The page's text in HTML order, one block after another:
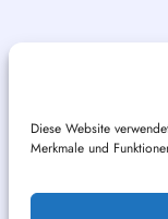
Diese Website
Merkmale und